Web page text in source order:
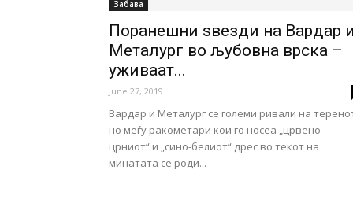
Забава
Поранешни ѕвезди на Вардар и
Металург во љубовна врска –
уживаат...
June 27, 2019
Вардар и Металург се големи ривали на
но меѓу ракометари кои го носеа „црвено-
црниот“ и „сино-белиот“ дрес во текот на
минатата се роди...